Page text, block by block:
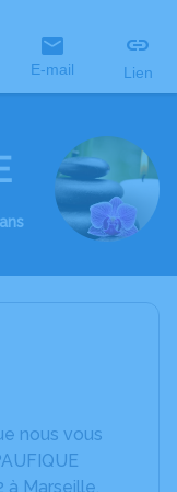
E-mail Lien
nous vous
à Marseille.